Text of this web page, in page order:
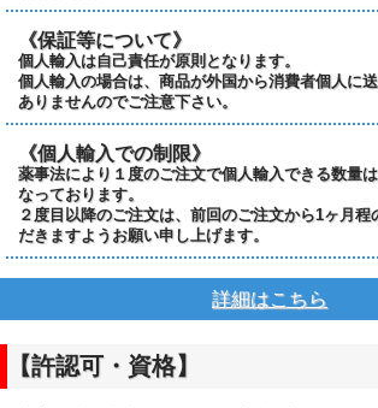
《保証等について》
個人輸入は自己責任が原則となります。
個人輸入の場合は、商品が外国から消費者個人に
ありませんのでご注意下さい。
《個人輸入での制限》
薬事法により１度のご注文で個人輸入できる数量
なっております。
２度目以降のご注文は、前回のご注文から1ヶ月程
だきますようお願い申し上げます。
詳細はこちら
【許認可・資格】